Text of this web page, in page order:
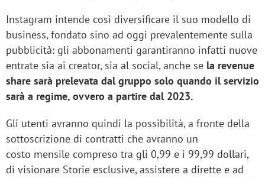
Instagram intende così diversificare il suo modello di
business, fondato sino ad oggi prevalentemente sulla
pubblicità: gli abbonamenti garantiranno infatti nuove
entrate sia ai creator, sia al social, anche se la revenue
share sarà prelevata dal gruppo solo quando il servizio
sarà a regime, ovvero a partire dal 2023.
Gli utenti avranno quindi la possibilità, a fronte della
sottoscrizione di contratti che avranno un
costo mensile compreso tra gli 0,99 e i 99,99 dollari,
di visionare Storie esclusive, assistere a dirette e ad